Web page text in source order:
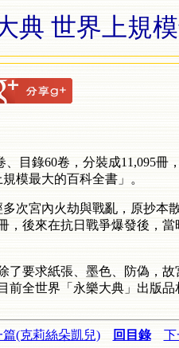
典 世界上規
、目錄60卷，分裝成11,095
模最大的百科全書」。
次宮內火劫與戰亂，原抄
，後來在抗日戰爭爆發後，
了要求紙張、墨色、防偽，
全世界「永樂大典」出版品
篇(克莉絲朵凱兒) 回目錄
下